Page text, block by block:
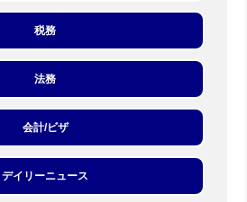
税務
法務
会計/ビザ
デイリーニュース